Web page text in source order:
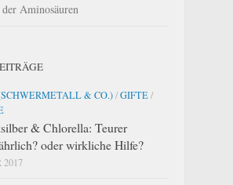
Aminosäuren
& CO.)/GIFTE/
& Chlorella: Teurer
oder wirkliche Hilfe?
2017